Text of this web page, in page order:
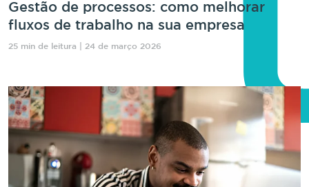
Gestão de processos: como melhorar
fluxos de trabalho na sua empresa
25 min de leitura | 24 de março 2026